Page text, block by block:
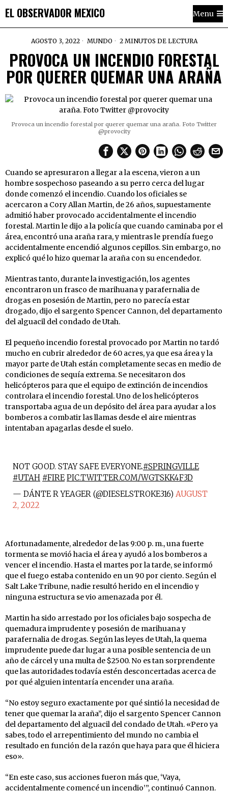
EL OBSERVADOR MEXICO Menu
AGOSTO 3, 2022 MUNDO 2 MINUTOS DE LECTURA
PROVOCA UN INCENDIO FORESTAL
POR QUERER QUEMAR UNA ARAÑA
Provoca un incendio forestal por querer quemar una araña. Foto Twitter
@provocity
Cuando se apresuraron a llegar a la escena, vieron a un
hombre sospechoso paseando a su perro cerca del lugar
donde comenzó el incendio. Cuando los oficiales se
acercaron a Cory Allan Martin, de 26 años, supuestamente
admitió haber provocado accidentalmente el incendio
forestal. Martin le dijo a la policía que cuando caminaba por el
área, encontró una araña rara, y mientras le prendía fuego
accidentalmente encendió algunos cepillos. Sin embargo, no
explicó qué lo hizo quemar la araña con su encendedor.
Mientras tanto, durante la investigación, los agentes
encontraron un frasco de marihuana y parafernalia de
drogas en posesión de Martin, pero no parecía estar
drogado, dijo el sargento Spencer Cannon, del departamento
del alguacil del condado de Utah.
El pequeño incendio forestal provocado por Martin no tardó
mucho en cubrir alrededor de 60 acres, ya que esa área y la
mayor parte de Utah están completamente secas en medio de
condiciones de sequía extrema. Se necesitaron dos
helicópteros para que el equipo de extinción de incendios
controlara el incendio forestal. Uno de los helicópteros
transportaba agua de un depósito del área para ayudar a los
bomberos a combatir las llamas desde el aire mientras
intentaban apagarlas desde el suelo.
NOT GOOD. STAY SAFE EVERYONE.#SPRINGVILLE
#UTAH #FIRE PIC.TWITTER.COM/WGTSKK4F3D
— DÁNTE R YEAGER (@DIESELSTROKE316) AUGUST
2, 2022
Afortunadamente, alrededor de las 9:00 p. m., una fuerte
tormenta se movió hacia el área y ayudó a los bomberos a
vencer el incendio. Hasta el martes por la tarde, se informó
que el fuego estaba contenido en un 90 por ciento. Según el
Salt Lake Tribune, nadie resultó herido en el incendio y
ninguna estructura se vio amenazada por él.
Martin ha sido arrestado por los oficiales bajo sospecha de
quemadura imprudente y posesión de marihuana y
parafernalia de drogas. Según las leyes de Utah, la quema
imprudente puede dar lugar a una posible sentencia de un
año de cárcel y una multa de $2500. No es tan sorprendente
que las autoridades todavía estén desconcertadas acerca de
por qué alguien intentaría encender una araña.
“No estoy seguro exactamente por qué sintió la necesidad de
tener que quemar la araña”, dijo el sargento Spencer Cannon
del departamento del alguacil del condado de Utah. «Pero ya
sabes, todo el arrepentimiento del mundo no cambia el
resultado en función de la razón que haya para que él hiciera
eso».
“En este caso, sus acciones fueron más que, ‘Vaya,
accidentalmente comencé un incendio’”, continuó Cannon.